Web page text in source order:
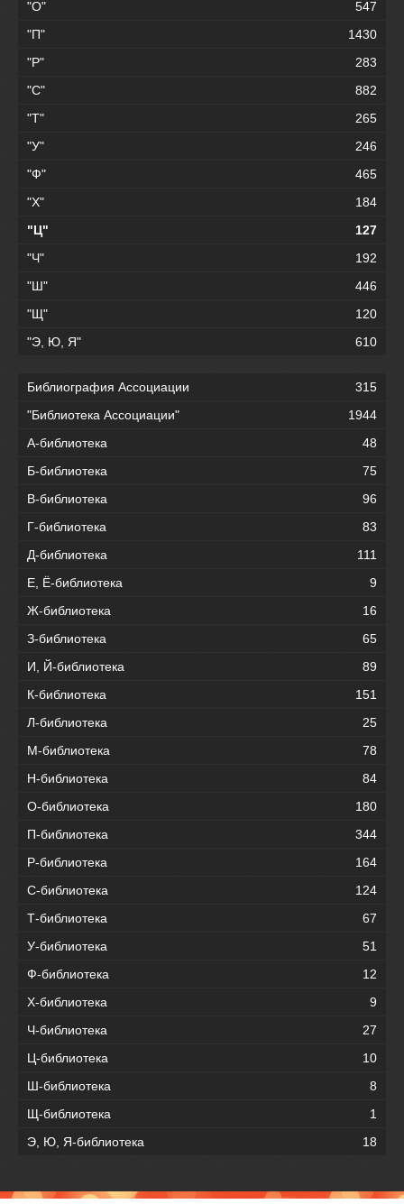
"О"
547
"П"
1430
"Р"
283
"С"
882
"Т"
265
"У"
246
"Ф"
465
"Х"
184
"Ц"
127
"Ч"
192
"Ш"
446
"Щ"
120
"Э, Ю, Я"
610
Библиография Ассоциации
315
"Библиотека Ассоциации"
1944
А-библиотека
48
Б-библиотека
75
В-библиотека
96
Г-библиотека
83
Д-библиотека
111
Е, Ё-библиотека
9
Ж-библиотека
16
З-библиотека
65
И, Й-библиотека
89
К-библиотека
151
Л-библиотека
25
М-библиотека
78
Н-библиотека
84
О-библиотека
180
П-библиотека
344
Р-библиотека
164
С-библиотека
124
Т-библиотека
67
У-библиотека
51
Ф-библиотека
12
Х-библиотека
9
Ч-библиотека
27
Ц-библиотека
10
Ш-библиотека
8
Щ-библиотека
1
Э, Ю, Я-библиотека
18